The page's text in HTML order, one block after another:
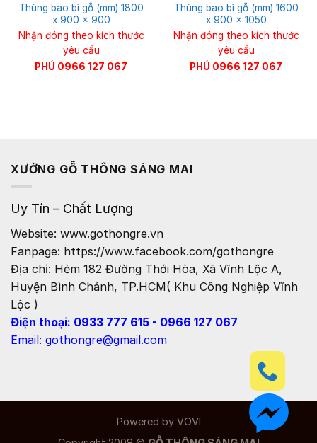
Thùng bao bì gỗ (mm) 1800
x 900 x 900
Nhận đóng theo kích thước
yêu cầu
PHÚ 0966 127 067
Thùng bao bì gỗ (mm) 1600
x 900 x 1050
Nhận đóng theo kích thước
yêu cầu
PHÚ 0966 127 067
XƯỞNG GỖ THÔNG SÁNG MAI
Uy Tín – Chất Lượng
Website: www.gothongre.vn
Fanpage: https://www.facebook.com/gothongre
Địa chỉ: Hẻm 182 Đường Thới Hòa, Xã Vĩnh Lộc A,
Huyện Bình Chánh, TP.HCM( Khu Công Nghiệp Vĩnh
Lộc )
Điện thoại: 0933 777 615 - 0966 127 067
Email: gothongre@gmail.com
Powered by VOVI